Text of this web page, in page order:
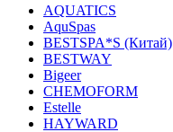
AQUATICS
AquSpas
BESTSPA*S (Китай)
BESTWAY
Bigeer
CHEMOFORM
Estelle
HAYWARD